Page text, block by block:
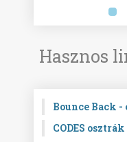
Hasznos
Bounce Back
CODES